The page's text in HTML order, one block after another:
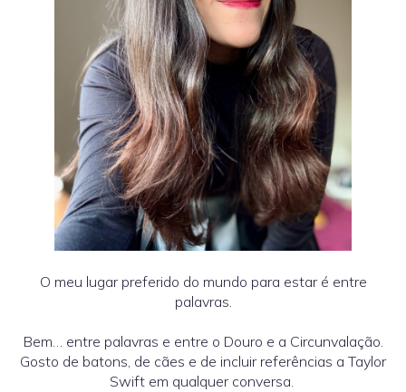
O meu lugar preferido do mundo para estar é entre
palavras.
Bem… entre palavras e entre o Douro e a Circunvalação.
Gosto de batons, de cães e de incluir referências a Taylor
Swift em qualquer conversa.